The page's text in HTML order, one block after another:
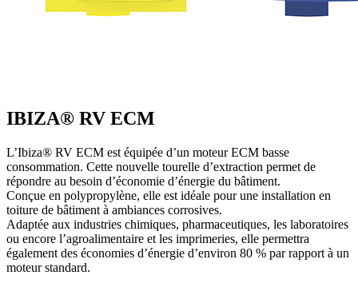
IBIZA® RV ECM
L’Ibiza® RV ECM est équipée d’un moteur ECM basse
consommation. Cette nouvelle tourelle d’extraction permet de
répondre au besoin d’économie d’énergie du bâtiment.
Conçue en polypropylène, elle est idéale pour une installation en
toiture de bâtiment à ambiances corrosives.
Adaptée aux industries chimiques, pharmaceutiques, les laboratoires
ou encore l’agroalimentaire et les imprimeries, elle permettra
également des économies d’énergie d’environ 80 % par rapport à un
moteur standard.